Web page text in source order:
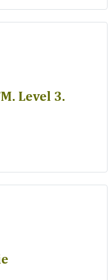
Level 3.